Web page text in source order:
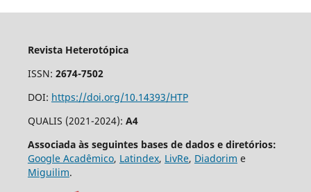
Revista Heterotópica
ISSN: 2674-7502
DOI: https://doi.org/10.14393/HTP
QUALIS (2021-2024): A4
Associada às seguintes bases de dados e diretórios:
Google Acadêmico, Latindex, LivRe, Diadorim e
Miguilim.